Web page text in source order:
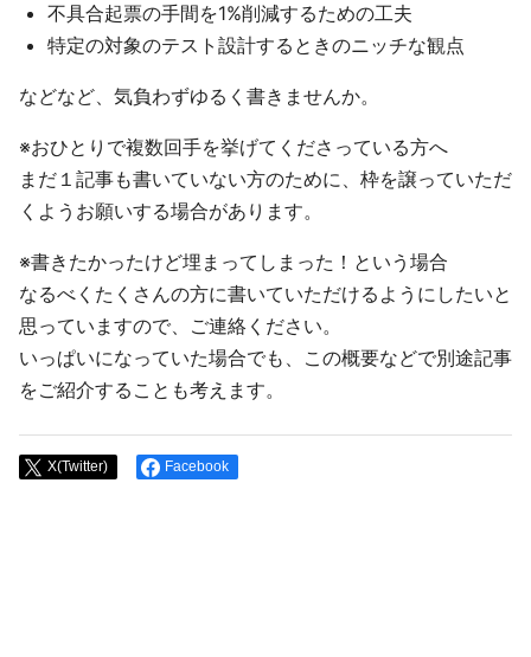
不具合起票の手間を1%削減するための工夫
特定の対象のテスト設計するときのニッチな観点
などなど、気負わずゆるく書きませんか。
※おひとりで複数回手を挙げてくださっている方へ
まだ１記事も書いていない方のために、枠を譲っていただ
くようお願いする場合があります。
※書きたかったけど埋まってしまった！という場合
なるべくたくさんの方に書いていただけるようにしたいと
思っていますので、ご連絡ください。
いっぱいになっていた場合でも、この概要などで別途記事
をご紹介することも考えます。
X(Twitter) Facebook